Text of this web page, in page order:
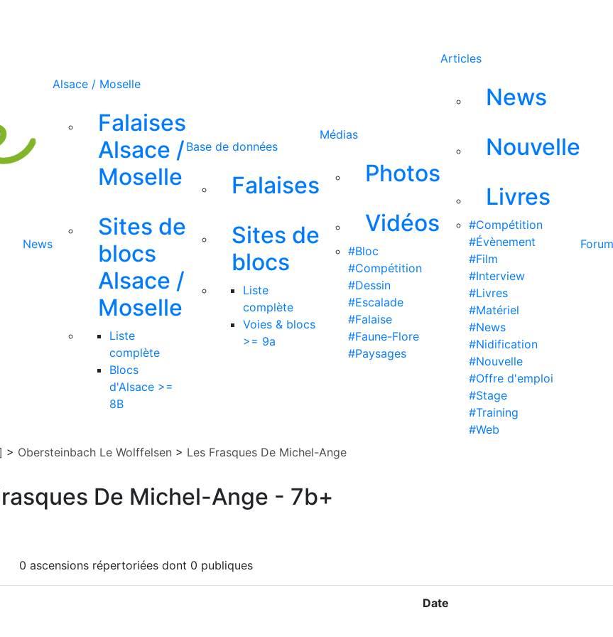
News
Alsace / Moselle
Falaises
Alsace /
Moselle
Sites de
blocs
Alsace /
Moselle
Liste
complète
Blocs
d'Alsace >=
8B
Base de données
Falaises
Sites de
blocs
Liste
complète
Voies & blocs
>= 9a
Médias
Photos
Vidéos
#Bloc
#Compétition
#Dessin
#Escalade
#Falaise
#Faune-Flore
#Paysages
Articles
News
Nouvelle
Livres
#Compétition
#Évènement
#Film
#Interview
#Livres
#Matériel
#News
#Nidification
#Nouvelle
#Offre d'emploi
#Stage
#Training
#Web
Forum
> Obersteinbach Le Wolffelsen > Les Frasques De Michel-Ange
De Michel-Ange - 7b+
0 ascensions répertoriées dont 0 publiques
Date